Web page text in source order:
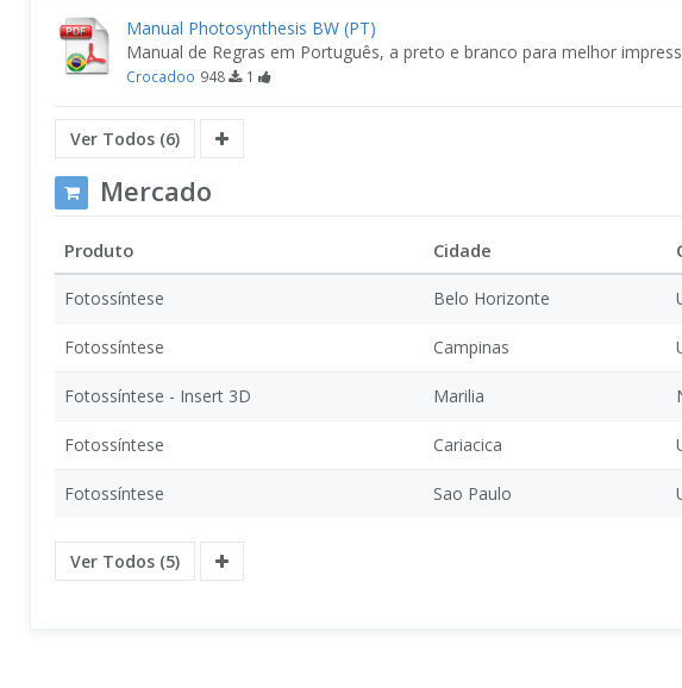
Manual Photosynthesis BW (PT)
Manual de Regras em Português, a preto e branco para melhor
Crocadoo 948 1
Ver Todos (6)
Mercado
Produto Cidade
Fotossíntese Belo Horizonte
Fotossíntese Campinas
Fotossíntese - Insert 3D Marilia
Fotossíntese Cariacica
Fotossíntese Sao Paulo
Ver Todos (5)